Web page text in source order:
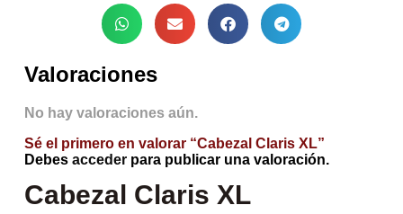
Valoraciones
No hay valoraciones aún.
Sé el primero en valorar “Cabezal Claris XL”
Debes accederpara publicar una valoración.
Cabezal Claris XL